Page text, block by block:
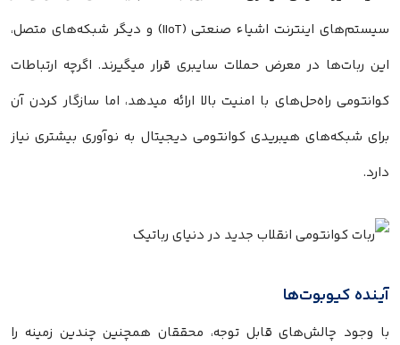
سیستم‌های اینترنت اشیاء صنعتی (IIoT) و دیگر شبکه‌های متصل،
این ربات‌ها در معرض حملات سایبری قرار میگیرند. اگرچه ارتباطات
کوانتومی راه‌حل‌های با امنیت بالا ارائه میدهد، اما سازگار کردن آن
برای شبکه‌های هیبریدی کوانتومی دیجیتال به نوآوری بیشتری نیاز
دارد.
آینده کیوبوت‌ها
با وجود چالش‌های قابل توجه، محققان همچنین چندین زمینه را